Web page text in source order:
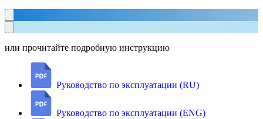
или прочитайте подробную инструкцию
Руководство по эксплуатации (RU)
Руководство по эксплуатации (ENG)